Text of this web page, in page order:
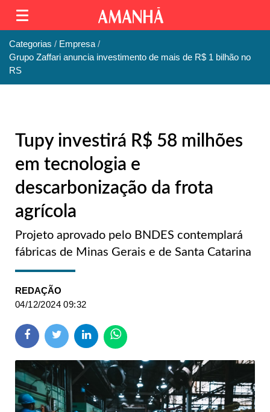
Categorias
Empresa
Grupo Zaffari anuncia investimento de mais de R$ 1 bilhão no
RS
​Tupy investirá R$ 58 milhões
em tecnologia e
descarbonização da frota
agrícola
Projeto aprovado pelo BNDES contemplará
fábricas de Minas Gerais e de Santa Catarina
REDAÇÃO
04/12/2024 09:32